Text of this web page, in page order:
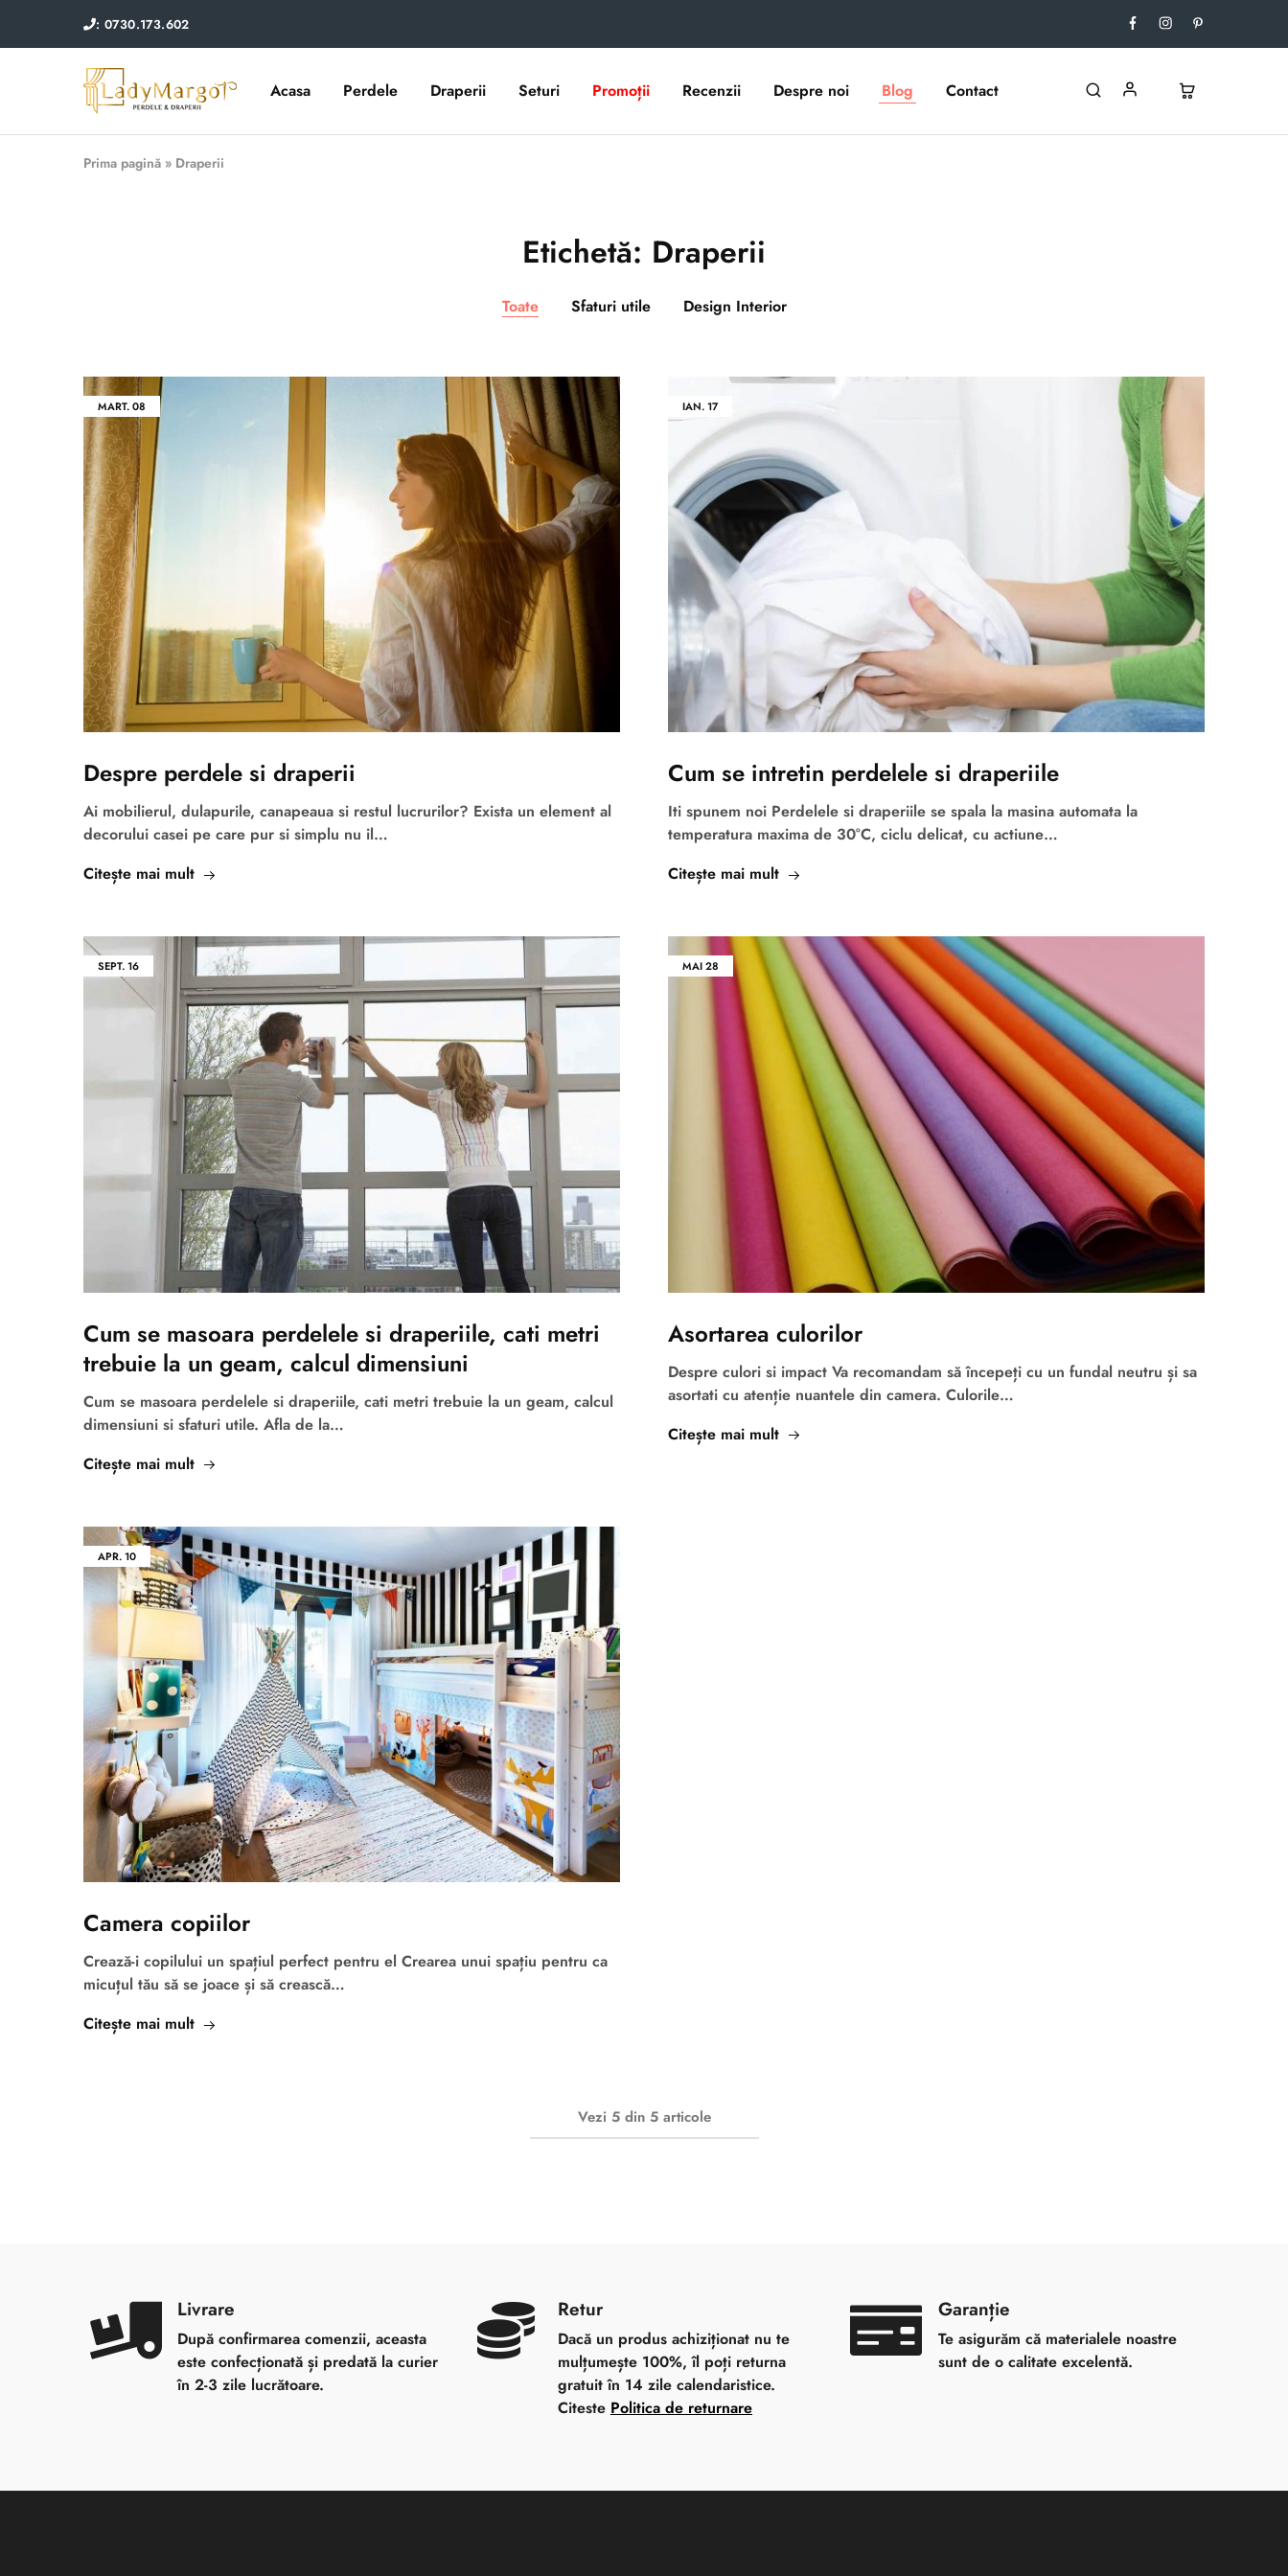
: 0730.173.602
Lady
Margot
Perdele
si
Acasa Perdele Draperii Seturi Promoții Recenzii Despre noi Blog Contact
Prima pagină » Draperii
Etichetă: Draperii
Toate Sfaturi utile Design Interior
MART.08
Despre perdele si draperii
Ai mobilierul, dulapurile, canapeaua si restul lucrurilor? Exista un element al
decorului casei pe care pur si simplu nu il…
Citește mai mult
IAN.17
Cum se intretin perdelele si draperiile
Iti spunem noi Perdelele si draperiile se spala la masina automata la
temperatura maxima de 30°C, ciclu delicat, cu actiune…
Citește mai mult
SEPT.16
Cum se masoara perdelele si draperiile, cati metri
trebuie la un geam, calcul dimensiuni
Cum se masoara perdelele si draperiile, cati metri trebuie la un geam, calcul
dimensiuni si sfaturi utile. Afla de la…
Citește mai mult
MAI28
Asortarea culorilor
Despre culori si impact Va recomandam să începeți cu un fundal neutru și sa
asortati cu atenție nuantele din camera. Culorile…
Citește mai mult
APR.10
Camera copiilor
Crează-i copilului un spațiul perfect pentru el Crearea unui spațiu pentru ca
micuțul tău să se joace și să crească…
Citește mai mult
Vezi 5 din 5 articole
Livrare
După confirmarea comenzii, aceasta
este confecționată și predată la curier
în 2-3 zile lucrătoare.
Retur
Dacă un produs achiziționat nu te
mulțumește 100%, îl poți returna
gratuit în 14 zile calendaristice.
Citeste Politica de returnare
Garanție
Te asigurăm că materialele noastre
sunt de o calitate excelentă.